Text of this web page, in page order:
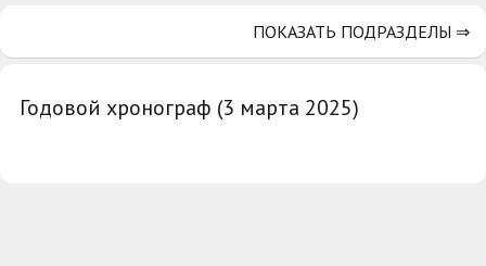
Годовой хронограф (3 марта 2025)
ПОКАЗАТЬ ПОДРАЗДЕЛЫ ⇒